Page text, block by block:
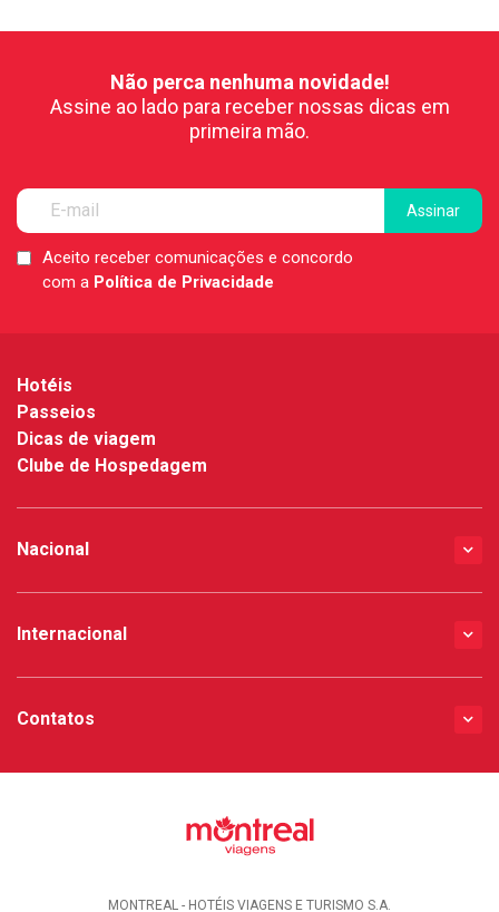
Não perca nenhuma novidade!
Assine ao lado para receber nossas dicas em
primeira mão.
LGPDAceito receber comunicações e concordo
com a Política de Privacidade
Hotéis
Passeios
Dicas de viagem
Clube de Hospedagem
Nacional
Internacional
Contatos
MONTREAL - HOTÉIS VIAGENS E TURISMO S.A.